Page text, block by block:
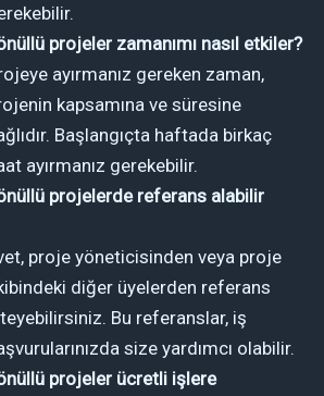
projeler zamanımı nasıl etkiler?
ayırmanız gereken zaman,
kapsamına ve süresine
Başlangıçta haftada birkaç
ayırmanız gerekebilir.
projelerde referans alabilir
proje yöneticisinden veya proje
diğer üyelerden referans
Bu referanslar, iş
size yardımcı olabilir.
projeler ücretli işlere